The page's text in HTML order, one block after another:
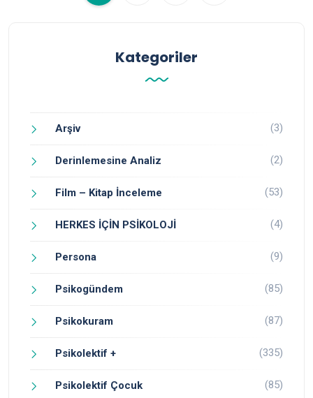
Kategoriler
Arşiv (3)
Derinlemesine Analiz (2)
Film – Kitap İnceleme (53)
HERKES İÇİN PSİKOLOJİ (4)
Persona (9)
Psikogündem (85)
Psikokuram (87)
Psikolektif + (335)
Psikolektif Çocuk (85)